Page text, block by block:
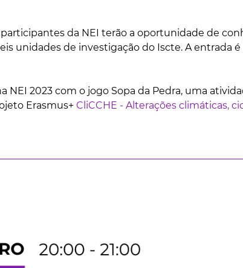
participantes da NEI terão a oportunidade de
unidades de investigação do Iscte. A entrada é
NEI 2023 com o jogo Sopa da Pedra, uma
Erasmus+ CliCCHE - Alterações climáticas,